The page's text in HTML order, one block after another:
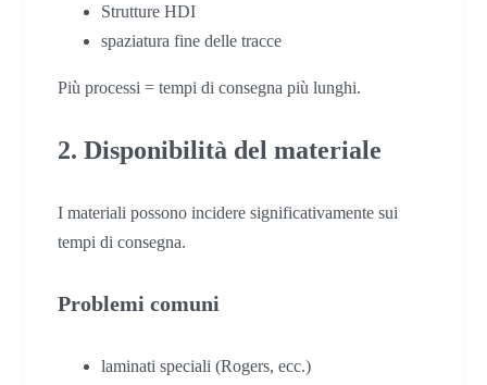
Strutture HDI
spaziatura fine delle tracce
Più processi = tempi di consegna più lunghi.
2. Disponibilità del materiale
I materiali possono incidere significativamente sui
tempi di consegna.
Problemi comuni
laminati speciali (Rogers, ecc.)